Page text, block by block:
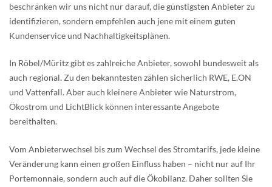
beschränken wir uns nicht nur darauf, die günstigsten Anbieter zu
identifizieren, sondern empfehlen auch jene mit einem guten
Kundenservice und Nachhaltigkeitsplänen.
In Röbel/Müritz gibt es zahlreiche Anbieter, sowohl bundesweit als
auch regional. Zu den bekanntesten zählen sicherlich RWE, E.ON
und Vattenfall. Aber auch kleinere Anbieter wie Naturstrom,
Ökostrom und LichtBlick können interessante Angebote
bereithalten.
Vom Anbieterwechsel bis zum Wechsel des Stromtarifs, jede kleine
Veränderung kann einen großen Einfluss haben – nicht nur auf Ihr
Portemonnaie, sondern auch auf die Ökobilanz. Daher sollten Sie